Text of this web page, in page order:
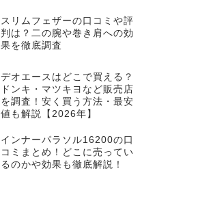
スリムフェザーの口コミや評
判は？二の腕や巻き肩への効
果を徹底調査
デオエースはどこで買える？
ドンキ・マツキヨなど販売店
を調査！安く買う方法・最安
値も解説【2026年】
インナーパラソル16200の口
コミまとめ！どこに売ってい
るのかや効果も徹底解説！